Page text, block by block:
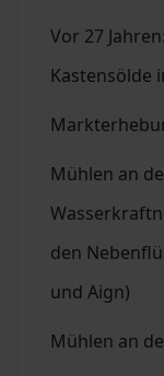
Vor 27
Kastensölde
Mühlen an
den
und Aign)
Mühlen an